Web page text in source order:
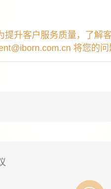
升客户服务质量，了解
将您的